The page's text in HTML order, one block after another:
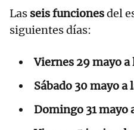
Las seis funcionesdel
siguientes días:
Viernes 29 mayo
Sábado 30 mayo a
Domingo 31 mayo